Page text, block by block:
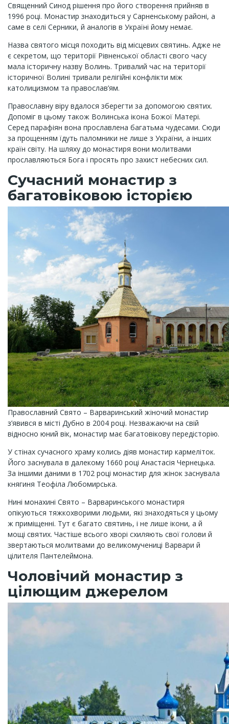
Священний Синод рішення про його створення прийняв в
1996 році. Монастир знаходиться у Сарненському районі, а
саме в селі Серники, й аналогів в Україні йому немає.
Назва святого місця походить від місцевих святинь. Адже не
є секретом, що території Рівненської області свого часу
мала історичну назву Волинь. Тривалий час на території
історичної Волині тривали релігійні конфлікти між
католицизмом та православ’ям.
Православну віру вдалося зберегти за допомогою святих.
Допоміг в цьому також Волинська ікона Божої Матері.
Серед парафіян вона прославлена багатьма чудесами. Сюди
за прощенням їдуть паломники не лише з України, а інших
країн світу. На шляху до монастиря вони молитвами
прославляються Бога і просять про захист небесних сил.
Сучасний монастир з
багатовіковою історією
Православний Свято – Варваринський жіночий монастир
з’явився в місті Дубно в 2004 році. Незважаючи на свій
відносно юний вік, монастир має багатовікову передісторію.
У стінах сучасного храму колись діяв монастир кармеліток.
Його заснувала в далекому 1660 році Анастасія Чернецька.
За іншими даними в 1702 році монастир для жінок заснувала
княгиня Теофіла Любомирська.
Нині монахині Свято – Варваринського монастиря
опікуються тяжкохворими людьми, які знаходяться у цьому
ж приміщенні. Тут є багато святинь, і не лише ікони, а й
мощі святих. Частіше всього хворі схиляють свої голови й
звертаються молитвами до великомучениці Варвари й
цілителя Пантелеймона.
Чоловічий монастир з
цілющим джерелом